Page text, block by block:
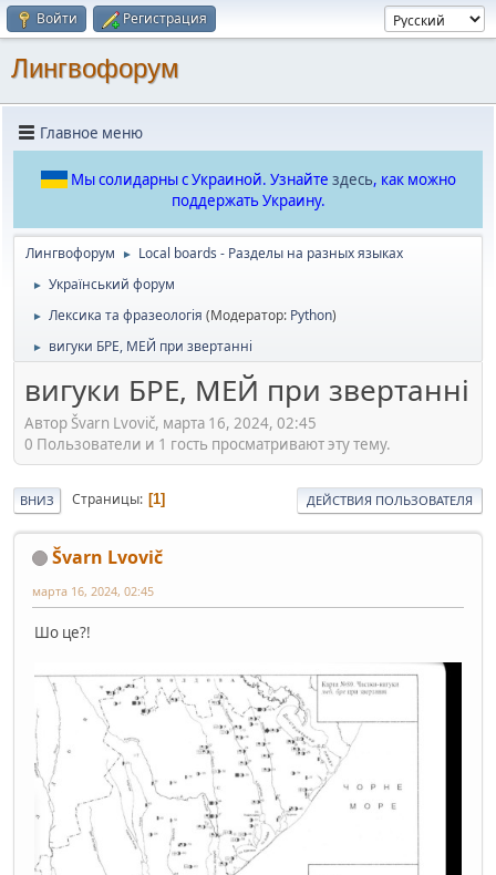
Войти Регистрация
Лингвофорум
Главное меню
Мы солидарны с Украиной. Узнайте здесь, как можно
поддержать Украину.
Лингвофорум ► Local boards - Разделы на разных языках
► Український форум
► Лексика та фразеологія (Модератор: Python)
► вигуки БРЕ, МЕЙ при звертанні
вигуки БРЕ, МЕЙ при звертанні
Автор Švarn Lvovič, марта 16, 2024, 02:45
0 Пользователи и 1 гость просматривают эту тему.
ВНИЗ Страницы 1 ДЕЙСТВИЯ ПОЛЬЗОВАТЕЛЯ
Švarn Lvovič
марта 16, 2024, 02:45
Шо це?!